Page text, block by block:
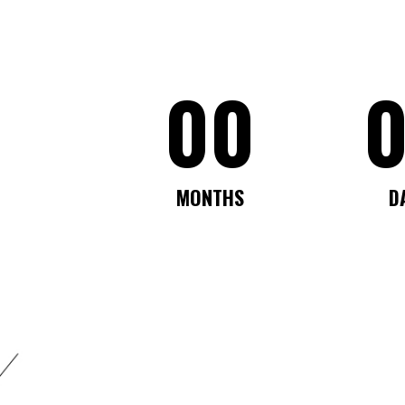
00
MONTHS